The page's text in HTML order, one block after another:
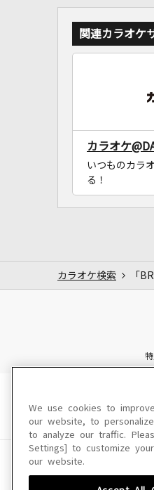
関連カラオケ
カラオケ
いつものカラ
る！
カラオケ検索 「
We use cookies to
our website, to
to analyze our traffic.
Settings] to customize
our website.